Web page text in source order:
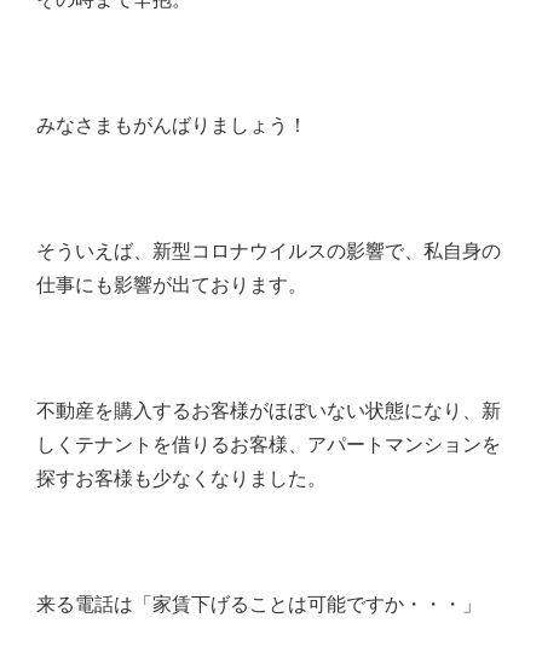
みなさまもがんばりましょう！
そういえば、新型コロナウイルスの影響で、私自身の
仕事にも影響が出ております。
不動産を購入するお客様がほぼいない状態になり、新
しくテナントを借りるお客様、アパートマンションを
探すお客様も少なくなりました。
来る電話は「家賃下げることは可能ですか・・・」